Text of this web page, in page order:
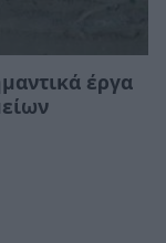
έργα